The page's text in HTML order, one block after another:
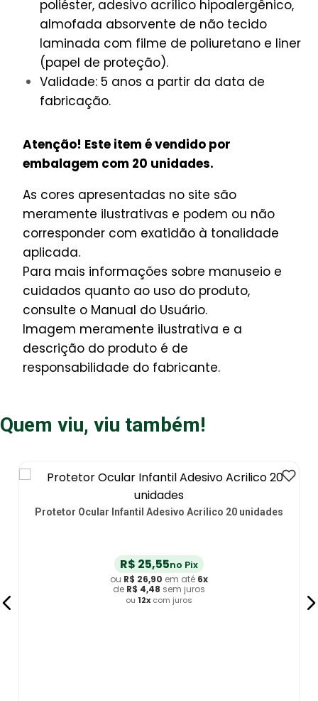
poliéster, adesivo acrílico hipoalergênico,
almofada absorvente de não tecido
laminada com filme de poliuretano e liner
(papel de proteção).
Validade: 5 anos a partir da data de
fabricação.
Atenção! Este item é vendido por
embalagem com 20 unidades.
As cores apresentadas no site são
meramente ilustrativas e podem ou não
corresponder com exatidão à tonalidade
aplicada.
Para mais informações sobre manuseio e
cuidados quanto ao uso do produto,
consulte o Manual do Usuário.
Imagem meramente ilustrativa e a
descrição do produto é de
responsabilidade do fabricante.
Quem viu, viu também!
Protetor Ocular Adulto Cremer Bege - 12 unidades
R$20,90no Pix
ou R$ 22,00em até
deR$ 3,66 sem juros
ou 12x com juros